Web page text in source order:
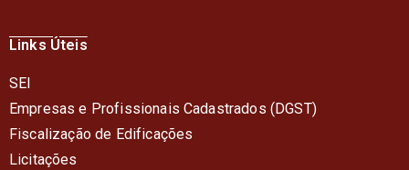
Links Úteis
SEI
Empresas e Profissionais Cadastrados (DGST)
Fiscalização de Edificações
Licitações